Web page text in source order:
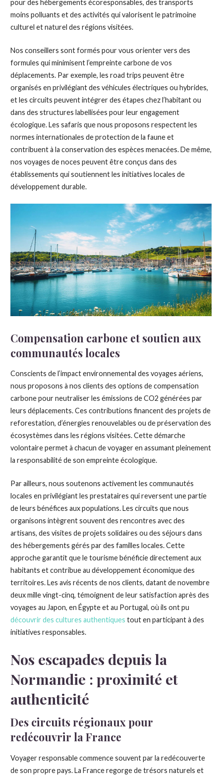
pour des hébergements écoresponsables, des transports
moins polluants et des activités qui valorisent le patrimoine
culturel et naturel des régions visitées.
Nos conseillers sont formés pour vous orienter vers des
formules qui minimisent l’empreinte carbone de vos
déplacements. Par exemple, les road trips peuvent être
organisés en privilégiant des véhicules électriques ou hybrides,
et les circuits peuvent intégrer des étapes chez l’habitant ou
dans des structures labellisées pour leur engagement
écologique. Les safaris que nous proposons respectent les
normes internationales de protection de la faune et
contribuent à la conservation des espèces menacées. De même,
nos voyages de noces peuvent être conçus dans des
établissements qui soutiennent les initiatives locales de
développement durable.
Compensation carbone et soutien aux
communautés locales
Conscients de l’impact environnemental des voyages aériens,
nous proposons à nos clients des options de compensation
carbone pour neutraliser les émissions de CO2 générées par
leurs déplacements. Ces contributions financent des projets de
reforestation, d’énergies renouvelables ou de préservation des
écosystèmes dans les régions visitées. Cette démarche
volontaire permet à chacun de voyager en assumant pleinement
la responsabilité de son empreinte écologique.
Par ailleurs, nous soutenons activement les communautés
locales en privilégiant les prestataires qui reversent une partie
de leurs bénéfices aux populations. Les circuits que nous
organisons intègrent souvent des rencontres avec des
artisans, des visites de projets solidaires ou des séjours dans
des hébergements gérés par des familles locales. Cette
approche garantit que le tourisme bénéficie directement aux
habitants et contribue au développement économique des
territoires. Les avis récents de nos clients, datant de novembre
deux mille vingt-cinq, témoignent de leur satisfaction après des
voyages au Japon, en Égypte et au Portugal, où ils ont pu
découvrir des cultures authentiques tout en participant à des
initiatives responsables.
Nos escapades depuis la
Normandie : proximité et
authenticité
Des circuits régionaux pour
redécouvrir la France
Voyager responsable commence souvent par la redécouverte
de son propre pays. La France regorge de trésors naturels et